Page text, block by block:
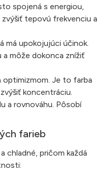
spojená s energiou,
zvýšiť tepovú frekvenciu a
má upokojujúci účinok.
a môže dokonca znížiť
optimizmom. Je to farba
koncentráciu.
a rovnováhu. Pôsobí
farieb
chladné, pričom každá